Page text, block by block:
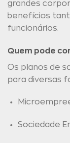
grandes
benefícios
funcionários.
Quem pode
Os planos de
para diversas
Sociedade